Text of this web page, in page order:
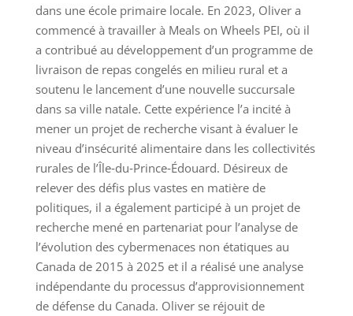
dans une école primaire locale. En 2023, Oliver a
commencé à travailler à Meals on Wheels PEI, où il
a contribué au développement d’un programme de
livraison de repas congelés en milieu rural et a
soutenu le lancement d’une nouvelle succursale
dans sa ville natale. Cette expérience l’a incité à
mener un projet de recherche visant à évaluer le
niveau d’insécurité alimentaire dans les collectivités
rurales de l’Île‑du‑Prince‑Édouard. Désireux de
relever des défis plus vastes en matière de
politiques, il a également participé à un projet de
recherche mené en partenariat pour l’analyse de
l’évolution des cybermenaces non étatiques au
Canada de 2015 à 2025 et il a réalisé une analyse
indépendante du processus d’approvisionnement
de défense du Canada. Oliver se réjouit de